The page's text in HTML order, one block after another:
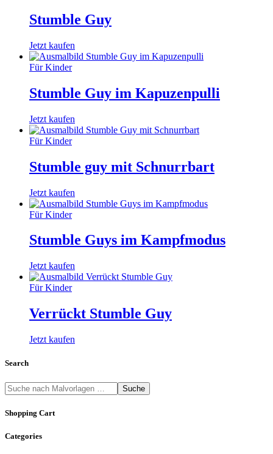
Stumble Guy
Jetzt kaufen
Für Kinder
Stumble Guy im Kapuzenpulli
Jetzt kaufen
Für Kinder
Stumble guy mit Schnurrbart
Jetzt kaufen
Für Kinder
Stumble Guys im Kampfmodus
Jetzt kaufen
Für Kinder
Verrückt Stumble Guy
Jetzt kaufen
Search
Suche
Shopping Cart
Categories